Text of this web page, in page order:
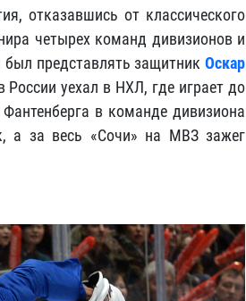
отказавшись от классического
четырех команд дивизионов и
представлять защитник Оскар
России уехал в НХЛ, где играет до
в команде дивизиона
а за весь «Сочи» на МВЗ зажег